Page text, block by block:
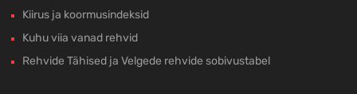
Kiirus ja koormusindeksid
Kuhu viia vanad rehvid
Rehvide Tähised ja Velgede rehvide sobivustabel